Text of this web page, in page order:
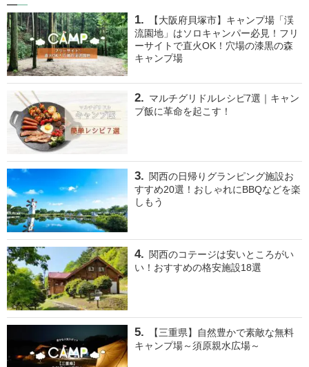
【大阪府貝塚市】キャンプ場「渓
流園地」はソロキャンパー必見！フリ
ーサイトで直火OK！穴場の漆黒の森
キャンプ場
マルチグリドルレシピ7選｜キャン
プ飯に革命を起こす！
関西の日帰りグランピング施設お
すすめ20選！おしゃれにBBQなどを楽
しもう
関西のコテージは安いところがい
い！おすすめの格安施設18選
【三重県】自然豊かで素敵な無料
キャンプ場～須原親水広場～